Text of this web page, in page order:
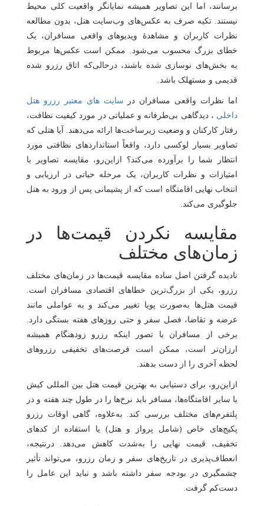
برسانند، اما این تصاویر همیشه نمایانگر واقعیت کلی محیط
نیستند. تکیه صرف به عکس‌های وب‌سایت هتل، بدون مطالعه
نظرات کاربران و مشاهدۀ ویدیوهای واقعی مسافران، یک
خطای بزرگ محسوب می‌شود. ممکن است عکس‌ها مربوط
به بخش‌های نوسازی شده باشند، درحالی‌که اتاق رزرو شده
قدیمی و مستهلک باشد.
اما نظرات واقعی مسافران در سایت ‌های معتبر رزرو هتل
داخلی ، دیدگاهی بی‌طرفانه و عملیاتی در مورد کیفیت نظافت،
رفتار کارکنان و وضعیت زیرساخت‌ها ارائه می‌دهند. آیا هتلی که
تصاویر بسیار لوکسی دارد، واقعاً استانداردهای نظافتی مورد
انتظار شما را برآورده می‌کند؟ ازاین‌رو، مقایسه تصاویر با
امتیازات و نظرات کاربران، یک مرحله حیاتی در ارزیابی و
انتخاب نهایی اقامتگاه است که از پشیمانی پس از ورود به هتل
جلوگیری می‌کند.
مقایسه نکردن قیمت‌ها در
زمان‌های مختلف
نادیده گرفتن اصل ساده مقایسه قیمت‌ها در زمان‌های مختلف
رزرو، یکی از بزرگ‌ترین خطاهای اقتصادی مسافران است.
قیمت هتل‌ها به‌صورت پویا تغییر می‌کند و به عواملی مانند
عرضه و تقاضا، فصل سفر و حتی روزهای هفته بستگی دارد.
برخی از مسافران با تصور اینکه رزرو زودهنگام همیشه
ارزان‌تر است، ممکن است فرصت‌های تخفیفی رزروهای
لحظه آخری را از دست بدهند.
ازاین‌رو، برای دستیابی به بهترین قیمت هتل بین المللی کیش
یا سایر اقامتگاه‌ها، مسافر باید نرخ‌ها را در طول چند هفته و در
پلتفرم‌های مختلف بررسی کند. به‌علاوه، گاهی اوقات رزرو
پکیج‌های خاص (شامل پرواز و هتل) یا استفاده از کدهای
تخفیف، قیمت نهایی را به‌شدت کاهش می‌دهد. درنتیجه،
انعطاف‌پذیری در تاریخ‌های سفر و زمان رزرو، می‌تواند تأثیر
چشمگیری در بودجه سفر داشته باشد و نباید این عامل را
دست‌کم گرفت.